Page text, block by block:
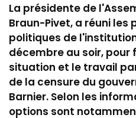
La présidente de
Braun-Pivet, a réuni les
politiques de
décembre au soir, pour
situation et le travail
de la censure du
Barnier. Selon les
options sont